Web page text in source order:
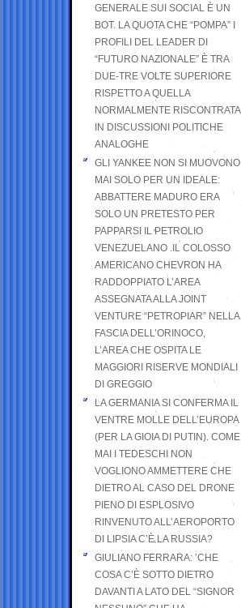
GENERALE SUI SOCIAL È UN
BOT. LA QUOTA CHE “POMPA” I
PROFILI DEL LEADER DI
“FUTURO NAZIONALE” È TRA
DUE-TRE VOLTE SUPERIORE
RISPETTO A QUELLA
NORMALMENTE RISCONTRATA
IN DISCUSSIONI POLITICHE
ANALOGHE
GLI YANKEE NON SI MUOVONO
MAI SOLO PER UN IDEALE:
ABBATTERE MADURO ERA
SOLO UN PRETESTO PER
PAPPARSI IL PETROLIO
VENEZUELANO .IL COLOSSO
AMERICANO CHEVRON HA
RADDOPPIATO L’AREA
ASSEGNATA ALLA JOINT
VENTURE “PETROPIAR” NELLA
FASCIA DELL’ORINOCO,
L’AREA CHE OSPITA LE
MAGGIORI RISERVE MONDIALI
DI GREGGIO
LA GERMANIA SI CONFERMA IL
VENTRE MOLLE DELL’EUROPA
(PER LA GIOIA DI PUTIN). COME
MAI I TEDESCHI NON
VOGLIONO AMMETTERE CHE
DIETRO AL CASO DEL DRONE
PIENO DI ESPLOSIVO
RINVENUTO ALL’AEROPORTO
DI LIPSIA C’È LA RUSSIA?
GIULIANO FERRARA: ’CHE
COSA C’È SOTTO DIETRO
DAVANTI A LATO DEL “SIGNOR